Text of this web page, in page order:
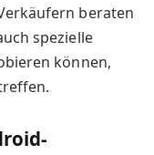
beraten
spezielle
können,